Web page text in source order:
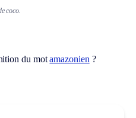
coco.
du motamazonien ?